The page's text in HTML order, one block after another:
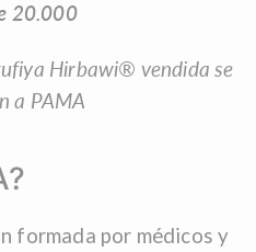
20.000
Hirbawi® vendida se
a PAMA
formada por médicos y